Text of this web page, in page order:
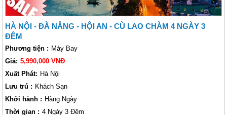
HÀ NỘI - ĐÀ NẴNG - HỘI AN - CÙ LAO CHÀM 4 NGÀY 3
ĐÊM
Phương tiện : Máy Bay
Giá: 5,990,000 VNĐ
Xuất Phát: Hà Nội
Lưu trú : Khách Sạn
Khởi hành : Hàng Ngày
Thời gian : 4 Ngày 3 Đêm